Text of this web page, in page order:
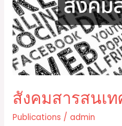
สังคมสารสนเ
Publications /admin